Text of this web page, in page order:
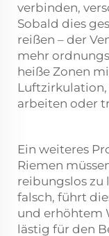
verbinden,
Sobald dies
reißen – der
mehr
heiße Zonen
Luftzirkulation,
arbeiten oder
Ein weiteres
Riemen
reibungslos zu
falsch, führt
und erhöhtem
lästig für den